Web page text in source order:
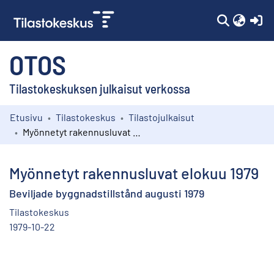
OTOS
Tilastokeskuksen julkaisut verkossa
Kokoelmat
Etusivu Tilastokeskus
Tilastojulkaisut
Myönnetyt rakennusluvat elokuu 1979
Beviljade byggnadstillstånd augusti 1979
Tilastokeskus
1979-10-22